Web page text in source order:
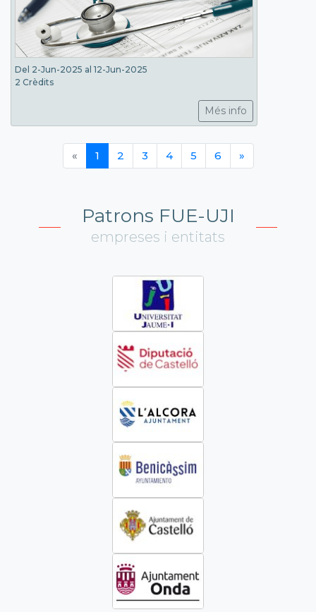
Del 2-Jun-2025 al 12-Jun-2025
2 Crèdits
Més info
« 1 2 3 4 5 6 »
Patrons FUE-UJI
empreses i entitats